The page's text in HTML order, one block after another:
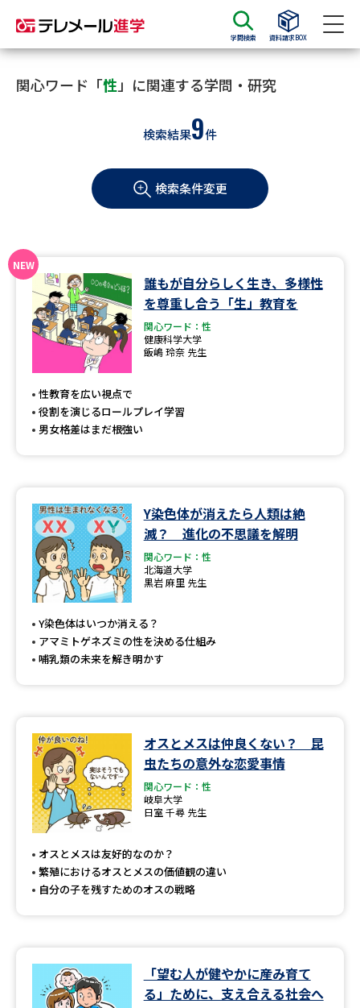
学問検索 資料請求BOX
資料請求 資料検索
大学・短大の資料種類から請求
学部・学科パンフ
過去問題集
大学・短大以外の資料から請求
専門学校の資料請求 大学院の資料請求
留学・進学関連、塾・予備校
高等学校（情報）教員資格認定
大学研究
大学で学べる内容や特徴を調べる
データサイエンス特集 奨学金・特待生制度特集
デジタルパンフレット
新学年スタート号特集ページ
（高3生用）
SELFBRAND特集ページ
オープンキャンパス検索 実施プログラムから探す
関心ワード「性 」に関連する学問・研究
検索結果9件
検索条件変更
誰もが自分らしく生き、多様性
を尊重し合う「生」教育を
関心ワード：性
健康科学大学
飯嶋 玲奈 先生
性教育を広い視点で
役割を演じるロールプレイ学習
男女格差はまだ根強い
Y染色体が消えたら人類は絶
滅？ 進化の不思議を解明
関心ワード：性
北海道大学
黒岩 麻里 先生
Y染色体はいつか消える？
アマミトゲネズミの性を決める仕組み
哺乳類の未来を解き明かす
オスとメスは仲良くない？ 昆
虫たちの意外な恋愛事情
関心ワード：性
岐阜大学
日室 千尋 先生
オスとメスは友好的なのか？
繁殖におけるオスとメスの価値観の違い
自分の子を残すためのオスの戦略
「望む人が健やかに産み育て
る」ために、支え合える社会へ